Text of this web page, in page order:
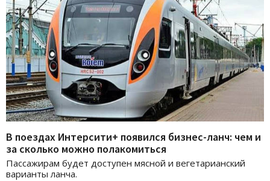
В поездах Интерсити+ появился бизнес-ланч: чем и
за сколько можно полакомиться
Пассажирам будет доступен мясной и вегетарианский
варианты ланча.